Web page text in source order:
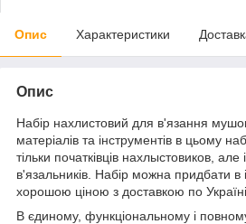
Опис Характеристики
Опис
Набір нахлистовий для в'язання
матеріалів та інструментів в цьому
тільки початківців нахлыстовиков, але
в'язальників. Набір можна придбати в
хорошою ціною з доставкою по Україні.
В єдиному, функціональному і